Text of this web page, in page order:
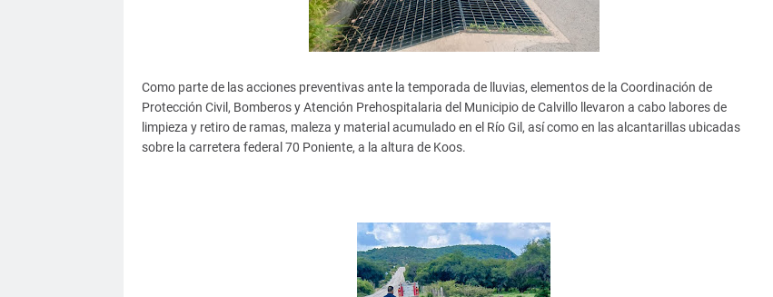
Como parte de las acciones preventivas ante la temporada de lluvias, elementos de la Coordinación de
Protección Civil, Bomberos y Atención Prehospitalaria del Municipio de Calvillo llevaron a cabo labores de
limpieza y retiro de ramas, maleza y material acumulado en el Río Gil, así como en las alcantarillas ubicadas
sobre la carretera federal 70 Poniente, a la altura de Koos.